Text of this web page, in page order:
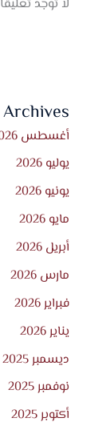
لا توجد
Archives
أغسطس 2026
يوليو 2026
يونيو 2026
مايو 2026
أبريل 2026
مارس 2026
فبراير 2026
يناير 2026
ديسمبر 2025
نوفمبر 2025
أكتوبر 2025